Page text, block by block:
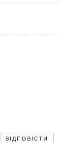
ВІДПОВІСТИ